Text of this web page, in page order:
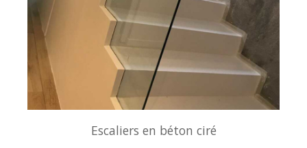
Escaliers en béton ciré